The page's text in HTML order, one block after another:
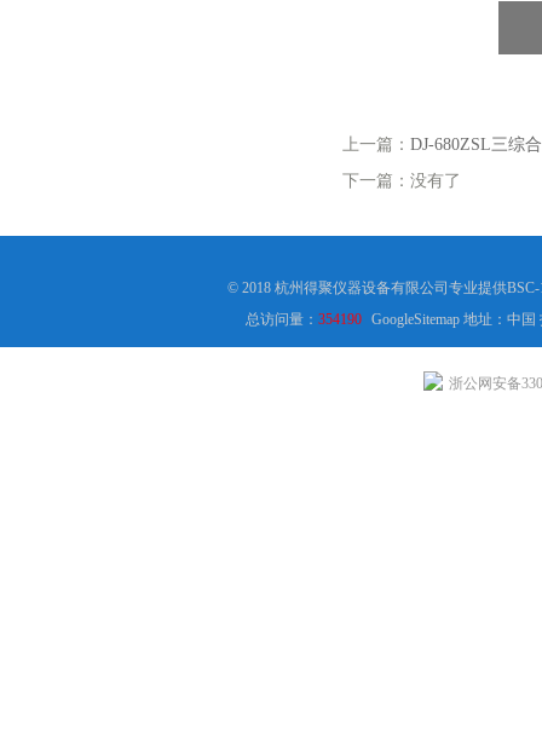
上一篇： DJ-680ZSL三综
下一篇：没有了
© 2018 杭州得聚仪器设备有限公司专业提供
总访问量：354190 GoogleSitemap地址：中国
浙公网安备